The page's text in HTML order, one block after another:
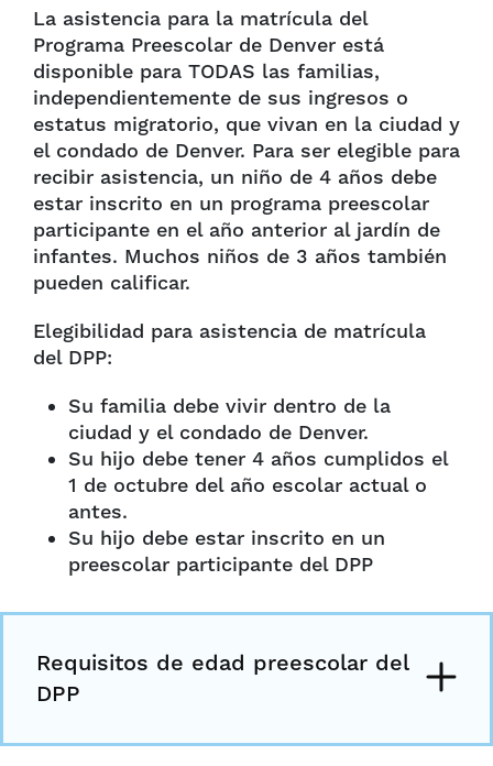
La asistencia para la matrícula del
Programa Preescolar de Denver está
disponible para TODAS las familias,
independientemente de sus ingresos o
estatus migratorio, que vivan en la ciudad y
el condado de Denver. Para ser elegible para
recibir asistencia, un niño de 4 años debe
estar inscrito en un programa preescolar
participante en el año anterior al jardín de
infantes. Muchos niños de 3 años también
pueden calificar.
Elegibilidad para asistencia de matrícula
del DPP:
Su familia debe vivir dentro de la
ciudad y el condado de Denver.
Su hijo debe tener 4 años cumplidos el
1 de octubre del año escolar actual o
antes.
Su hijo debe estar inscrito en un
preescolar participante del DPP
Requisitos de edad preescolar del
DPP